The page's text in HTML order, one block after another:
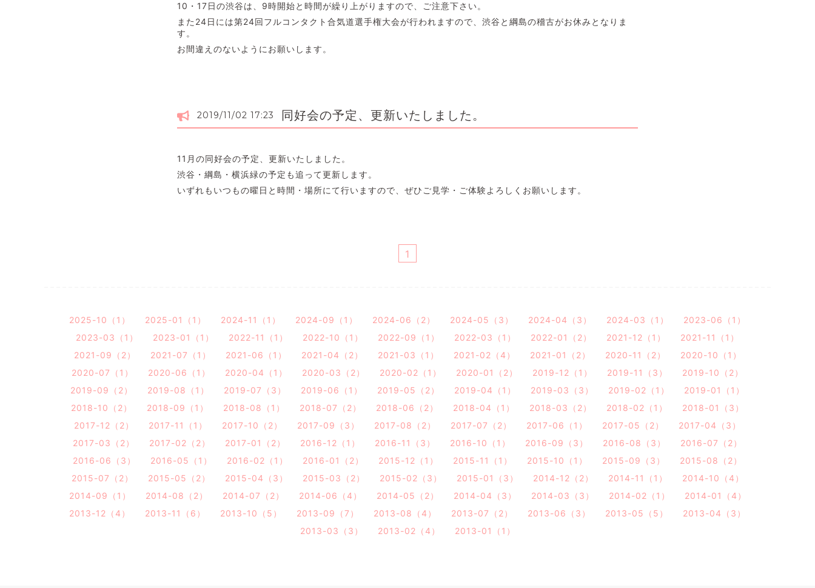
10・17日の渋谷は、9時開始と時間が繰り上がりますので、ご注意下さい。
また24日には第24回フルコンタクト合気道選手権大会が行われますので、渋谷と綱島の稽古がお休みとなりま
す。
お間違えのないようにお願いします。
2019/11/02 17:23 同好会の予定、更新いたしました。
11月の同好会の予定、更新いたしました。
渋谷・綱島・横浜緑の予定も追って更新します。
いずれもいつもの曜日と時間・場所にて行いますので、ぜひご見学・ご体験よろしくお願いします。
1
2025-10（1） 2025-01（1） 2024-11（1） 2024-09（1） 2024-06（2） 2024-05（3） 2024-04（3） 2024-03（1）
2023-06（1）
2023-03（1）
2023-01（1） 2022-11（1） 2022-10（1） 2022-09（1） 2022-03（1） 2022-01（2） 2021-12（1）
2021-11（1）
2021-09（2）
2021-07（1） 2021-06（1） 2021-04（2） 2021-03（1） 2021-02（4） 2021-01（2） 2020-11（2）
2020-10（1）
2020-07（1）
2020-06（1） 2020-04（1） 2020-03（2） 2020-02（1） 2020-01（2） 2019-12（1） 2019-11（3）
2019-10（2）
2019-09（2）
2019-08（1） 2019-07（3） 2019-06（1） 2019-05（2） 2019-04（1） 2019-03（3） 2019-02（1）
2019-01（1）
2018-10（2）
2018-09（1） 2018-08（1） 2018-07（2） 2018-06（2） 2018-04（1） 2018-03（2） 2018-02（1）
2018-01（3）
2017-12（2）
2017-11（1） 2017-10（2） 2017-09（3） 2017-08（2） 2017-07（2） 2017-06（1） 2017-05（2）
2017-04（3）
2017-03（2）
2017-02（2） 2017-01（2） 2016-12（1） 2016-11（3） 2016-10（1） 2016-09（3） 2016-08（3）
2016-07（2）
2016-06（3）
2016-05（1） 2016-02（1） 2016-01（2） 2015-12（1） 2015-11（1） 2015-10（1） 2015-09（3）
2015-08（2）
2015-07（2）
2015-05（2） 2015-04（3） 2015-03（2） 2015-02（3） 2015-01（3） 2014-12（2） 2014-11（1）
2014-10（4）
2014-09（1）
2014-08（2） 2014-07（2） 2014-06（4） 2014-05（2） 2014-04（3） 2014-03（3） 2014-02（1）
2014-01（4）
2013-12（4）
2013-11（6） 2013-10（5） 2013-09（7） 2013-08（4） 2013-07（2） 2013-06（3） 2013-05（5）
2013-04（3）
2013-03（3）
2013-02（4） 2013-01（1）